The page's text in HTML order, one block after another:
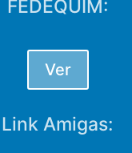
FEDEQUIM:
Ver
Link Amigas: